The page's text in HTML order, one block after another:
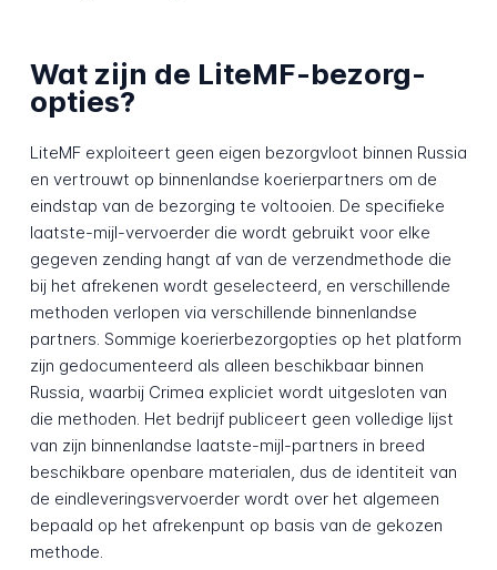
Wat zijn de LiteMF-bezorg­
opties?
LiteMF exploiteert geen eigen bezorg­vloot binnen Russia
en vertrouwt op binnenlandse koerier­partners om de
eindstap van de bezorging te voltooien. De specifieke
laatste-mijl-vervoerder die wordt gebruikt voor elke
gegeven zending hangt af van de verzend­methode die
bij het afrekenen wordt geselecteerd, en verschillende
methoden verlopen via verschillende binnenlandse
partners. Sommige koerier­bezorg­opties op het platform
zijn gedocumenteerd als alleen beschikbaar binnen
Russia, waarbij Crimea expliciet wordt uitgesloten van
die methoden. Het bedrijf publiceert geen volledige lijst
van zijn binnenlandse laatste-mijl-partners in breed
beschikbare openbare materialen, dus de identiteit van
de eindleverings­vervoerder wordt over het algemeen
bepaald op het afrekenpunt op basis van de gekozen
methode.